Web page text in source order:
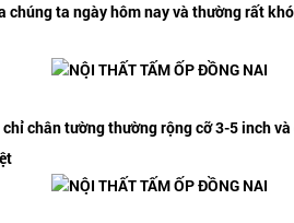
ta ngày hôm nay và thường rất
chân tường thường rộng cỡ 3-5 inch